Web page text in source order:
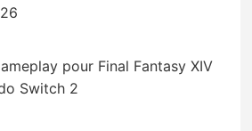
pour Final Fantasy XIV
Switch 2